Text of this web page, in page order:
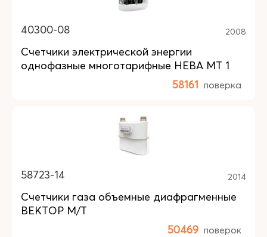
40300-08 2008
Счетчики электрической энергии
однофазные многотарифные НЕВА МТ 1
58161 поверка
58723-14 2014
Счетчики газа объемные диафрагменные
ВЕКТОР М/Т
50469 поверок